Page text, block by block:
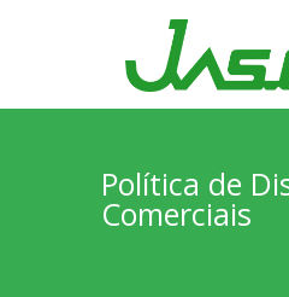
Política de
Comerciais